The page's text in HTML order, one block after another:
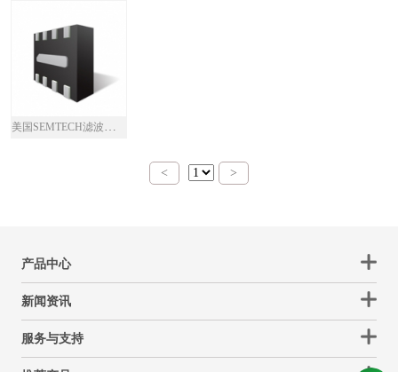
< >
产品中心
新闻资讯
服务与支持